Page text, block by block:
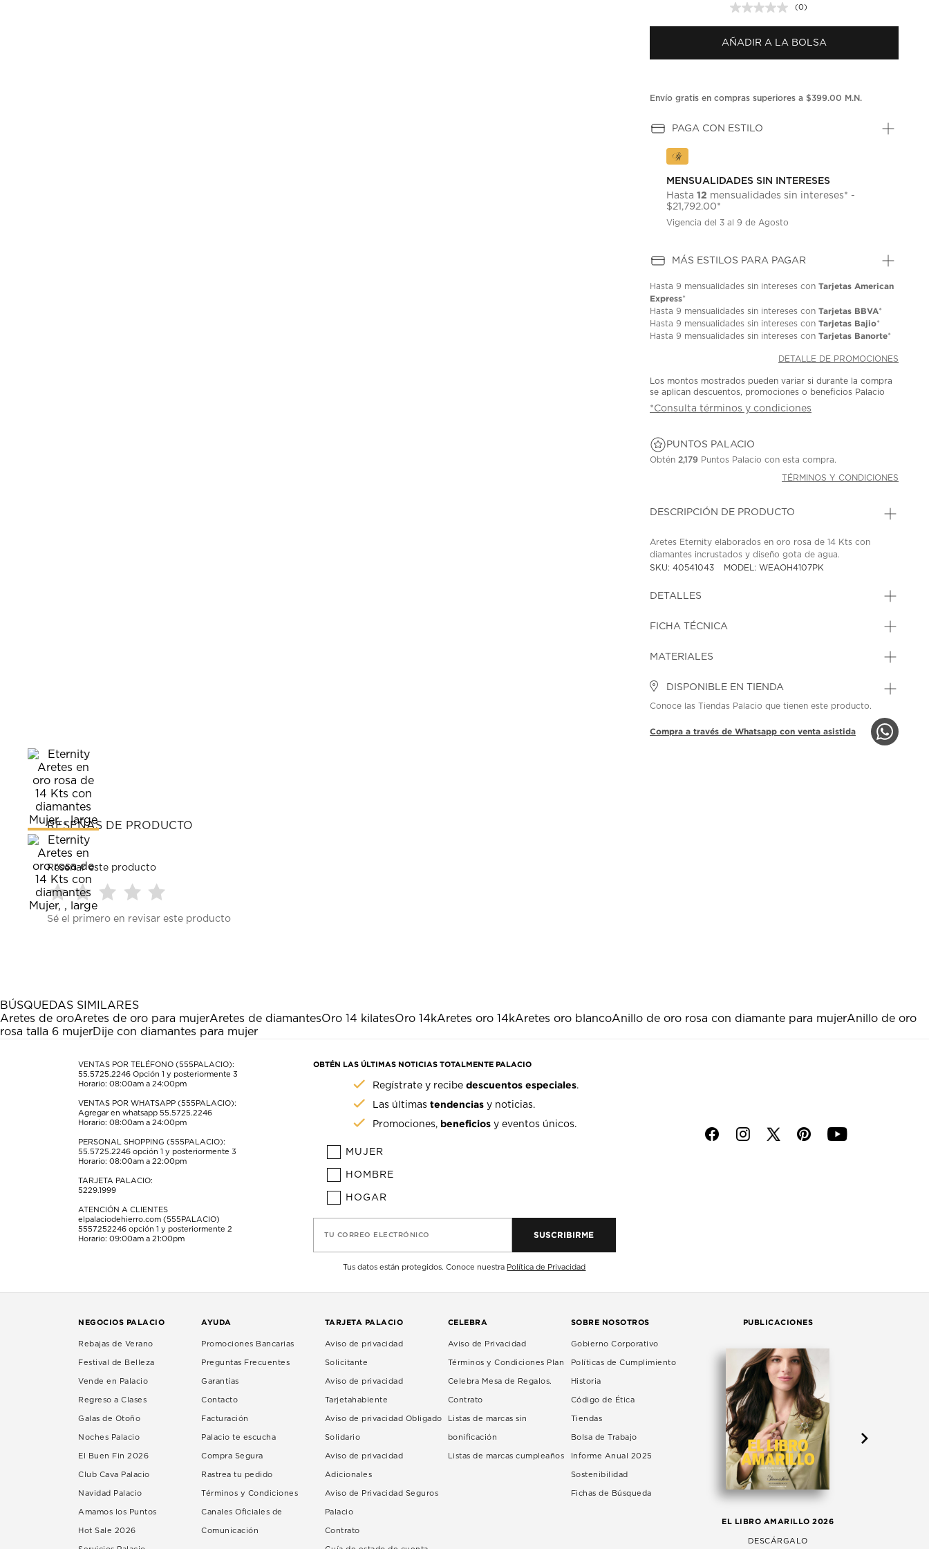
Sin
puntuación.
en
la
(0)
AÑADIR A LA BOLSA
Envío gratis en compras superiores a $399.00 M.N.
PAGA CON ESTILO
MENSUALIDADES SIN INTERESES
Hasta12 mensualidades sin intereses* -
$21,792.00*
Vigencia del 3 al 9 de Agosto
MÁS ESTILOS PARA PAGAR
Hasta9 mensualidades sin intereses conTarjetas American
Express*
Hasta9 mensualidades sin intereses conTarjetas BBVA*
Hasta9 mensualidades sin intereses conTarjetas Bajio*
Hasta9 mensualidades sin intereses conTarjetas Banorte*
DETALLE DE PROMOCIONES
Los montos mostrados pueden variar si durante la compra
se aplican descuentos, promociones o beneficios Palacio
*Consulta términos y condiciones
PUNTOS PALACIO
Obtén 2,179 Puntos Palacio con esta compra.
TÉRMINOS Y CONDICIONES
DESCRIPCIÓN DE PRODUCTO
Aretes Eternity elaborados en oro rosa de 14 Kts con
diamantes incrustados y diseño gota de agua.
SKU: 40541043
MODEL: WEAOH4107PK
DETALLES
FICHA TÉCNICA
MATERIALES
DISPONIBLE EN TIENDA
Conoce las Tiendas Palacio que tienen este producto.
Compra a través de Whatsapp con venta asistida
RESEÑAS DE PRODUCTO
Reseñar este producto
Seleccionar
para
estrella
Esta
acción
abrirá
formulario
Seleccionar
para
estrellas.
Esta
acción
abrirá
formulario
de
Seleccionar
para
estrellas.
Esta
acción
abrirá
formulario
de
para
estrellas.
Esta
acción
abrirá
formulario
de
para
acción
abrirá
formulario
de
envío.
Sé el primero en revisar este producto
BÚSQUEDAS SIMILARES
Aretes de oroAretes de oro para mujerAretes de diamantesOro 14 kilatesOro 14kAretes oro 14kAretes oro blancoAnillo de oro rosa con diamante para mujerAnillo de oro
rosa talla 6 mujerDije con diamantes para mujer
VENTAS POR TELÉFONO (555PALACIO):
55.5725.2246 Opción 1 y posteriormente 3
Horario: 08:00am a 24:00pm
VENTAS POR WHATSAPP (555PALACIO):
Agregar en whatsapp 55.5725.2246
Horario: 08:00am a 24:00pm
PERSONAL SHOPPING (555PALACIO):
55.5725.2246 opción 1 y posteriormente 3
Horario: 08:00am a 22:00pm
TARJETA PALACIO:
5229.1999
ATENCIÓN A CLIENTES
elpalaciodehierro.com (555PALACIO)
5557252246 opción 1 y posteriormente 2
Horario: 09:00am a 21:00pm
OBTÉN LAS ÚLTIMAS NOTICIAS TOTALMENTE PALACIO
Regístrate y recibedescuentos especiales.
Las últimastendencias y noticias.
Promociones, beneficios y eventos únicos.
MUJER
HOMBRE
HOGAR
TU CORREO ELECTRÓNICO SUSCRIBIRME
Tus datos están protegidos. Conoce nuestra Política de Privacidad
f i p y
NEGOCIOS PALACIO
Rebajas de Verano
Festival de Belleza
Vende en Palacio
Regreso a Clases
Galas de Otoño
Noches Palacio
El Buen Fin 2026
Club Cava Palacio
Navidad Palacio
Amamos los Puntos
Hot Sale 2026
AYUDA
Promociones Bancarias
Preguntas Frecuentes
Garantías
Contacto
Facturación
Palacio te escucha
Compra Segura
Rastrea tu pedido
Términos y Condiciones
Canales Oficiales de
Comunicación
TARJETA PALACIO
Aviso de privacidad
Solicitante
Aviso de privacidad
Tarjetahabiente
Aviso de privacidad Obligado
Solidario
Aviso de privacidad
Adicionales
Aviso de Privacidad Seguros
Palacio
Contrato
CELEBRA
Aviso de Privacidad
Términos y Condiciones Plan
Celebra Mesa de Regalos.
Contrato
Listas de marcas sin
bonificación
Listas de marcas cumpleaños
SOBRE NOSOTROS
Gobierno Corporativo
Políticas de Cumplimiento
Historia
Código de Ética
Tiendas
Bolsa de Trabajo
Informe Anual 2025
Sostenibilidad
Fichas de Búsqueda
PUBLICACIONES
EL LIBRO AMARILLO 2026
DESCÁRGALO